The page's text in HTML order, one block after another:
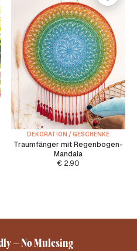
DEKORATION / GESCHENKE
Traumfänger mit Regenbogen-
Mandala
€ 2.90
– No Mulesing